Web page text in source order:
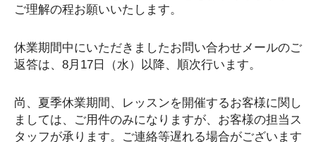
ご理解の程お願いいたします。
休業期間中にいただきましたお問い合わせメールのご
返答は、8月17日（水）以降、順次行います。
尚、夏季休業期間、レッスンを開催するお客様に関し
ましては、ご用件のみになりますが、お客様の担当ス
タッフが承ります。ご連絡等遅れる場合がございます